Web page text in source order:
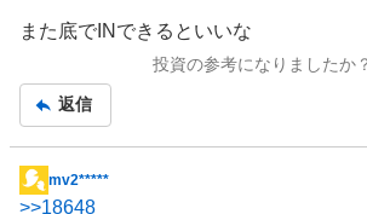
記
また底でINできるといいな
投資の参考になりましたか？
返信
掲
mv2*****
>>18648